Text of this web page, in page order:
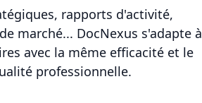
rapports d'activité,
marché... DocNexus s'adapte à
avec la même efficacité et le
professionnelle.